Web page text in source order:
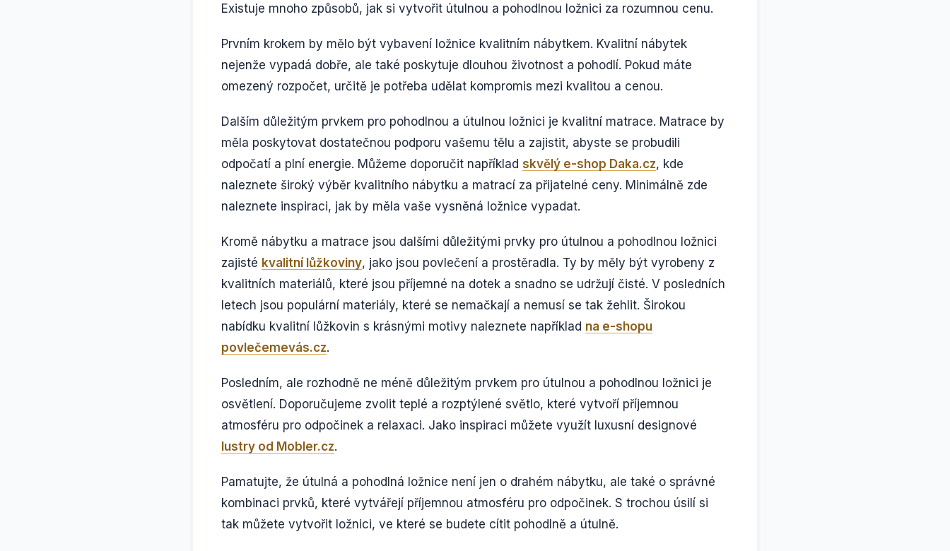
Existuje mnoho způsobů, jak si vytvořit útulnou a pohodlnou ložnici za rozumnou cenu.
Prvním krokem by mělo být vybavení ložnice kvalitním nábytkem. Kvalitní nábytek
nejenže vypadá dobře, ale také poskytuje dlouhou životnost a pohodlí. Pokud máte
omezený rozpočet, určitě je potřeba udělat kompromis mezi kvalitou a cenou.
Dalším důležitým prvkem pro pohodlnou a útulnou ložnici je kvalitní matrace. Matrace by
měla poskytovat dostatečnou podporu vašemu tělu a zajistit, abyste se probudili
odpočatí a plní energie. Můžeme doporučit například skvělý e-shop Daka.cz, kde
naleznete široký výběr kvalitního nábytku a matrací za přijatelné ceny. Minimálně zde
naleznete inspiraci, jak by měla vaše vysněná ložnice vypadat.
Kromě nábytku a matrace jsou dalšími důležitými prvky pro útulnou a pohodlnou ložnici
zajisté kvalitní lůžkoviny, jako jsou povlečení a prostěradla. Ty by měly být vyrobeny z
kvalitních materiálů, které jsou příjemné na dotek a snadno se udržují čisté. V posledních
letech jsou populární materiály, které se nemačkají a nemusí se tak žehlit. Širokou
nabídku kvalitní lůžkovin s krásnými motivy naleznete například na e-shopu
povlečemevás.cz.
Posledním, ale rozhodně ne méně důležitým prvkem pro útulnou a pohodlnou ložnici je
osvětlení. Doporučujeme zvolit teplé a rozptýlené světlo, které vytvoří příjemnou
atmosféru pro odpočinek a relaxaci. Jako inspiraci můžete využít luxusní designové
lustry od Mobler.cz.
Pamatujte, že útulná a pohodlná ložnice není jen o drahém nábytku, ale také o správné
kombinaci prvků, které vytvářejí příjemnou atmosféru pro odpočinek. S trochou úsilí si
tak můžete vytvořit ložnici, ve které se budete cítit pohodlně a útulně.